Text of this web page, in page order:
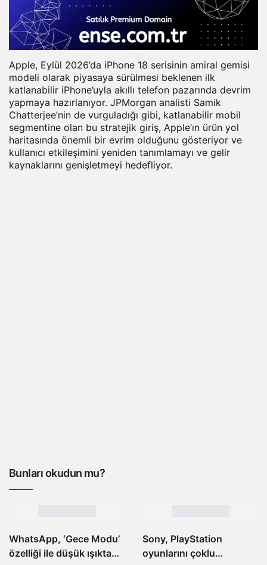
Apple, Eylül 2026’da iPhone 18 serisinin amiral gemisi
modeli olarak piyasaya sürülmesi beklenen ilk
katlanabilir iPhone’uyla akıllı telefon pazarında devrim
yapmaya hazırlanıyor. JPMorgan analisti Samik
Chatterjee’nin de vurguladığı gibi, katlanabilir mobil
segmentine olan bu stratejik giriş, Apple’ın ürün yol
haritasında önemli bir evrim olduğunu gösteriyor ve
kullanıcı etkileşimini yeniden tanımlamayı ve gelir
kaynaklarını genişletmeyi hedefliyor.
Bunları okudun mu?
WhatsApp, ‘Gece Modu’
özelliği ile düşük ışıkta
Sony, PlayStation
oyunlarını çoklu